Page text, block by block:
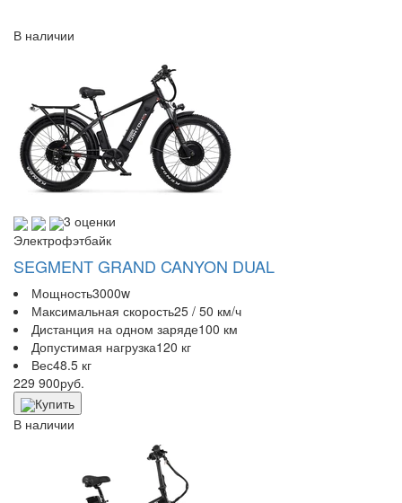
В наличии
3 оценки
Электрофэтбайк
SEGMENT GRAND CANYON DUAL
Мощность3000w
Максимальная скорость25 / 50 км/ч
Дистанция на одном заряде100 км
Допустимая нагрузка120 кг
Вес48.5 кг
229 900руб.
Купить
В наличии